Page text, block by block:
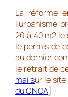
La réforme
l’urbanisme
20 à 40 m2
le permis de
au dernier
le retrait de
mai sur le
du CNOA] :